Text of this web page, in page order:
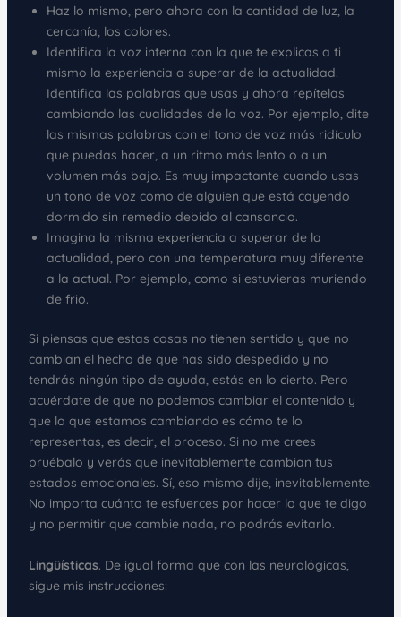
Haz lo mismo, pero ahora con la cantidad de luz, la
cercanía, los colores.
Identifica la voz interna con la que te explicas a ti
mismo la experiencia a superar de la actualidad.
Identifica las palabras que usas y ahora repítelas
cambiando las cualidades de la voz. Por ejemplo, dite
las mismas palabras con el tono de voz más ridículo
que puedas hacer, a un ritmo más lento o a un
volumen más bajo. Es muy impactante cuando usas
un tono de voz como de alguien que está cayendo
dormido sin remedio debido al cansancio.
Imagina la misma experiencia a superar de la
actualidad, pero con una temperatura muy diferente
a la actual. Por ejemplo, como si estuvieras muriendo
de frio.
Si piensas que estas cosas no tienen sentido y que no
cambian el hecho de que has sido despedido y no
tendrás ningún tipo de ayuda, estás en lo cierto. Pero
acuérdate de que no podemos cambiar el contenido y
que lo que estamos cambiando es cómo te lo
representas, es decir, el proceso. Si no me crees
pruébalo y verás que inevitablemente cambian tus
estados emocionales. Sí, eso mismo dije, inevitablemente.
No importa cuánto te esfuerces por hacer lo que te digo
y no permitir que cambie nada, no podrás evitarlo.
Lingüísticas. De igual forma que con las neurológicas,
sigue mis instrucciones: